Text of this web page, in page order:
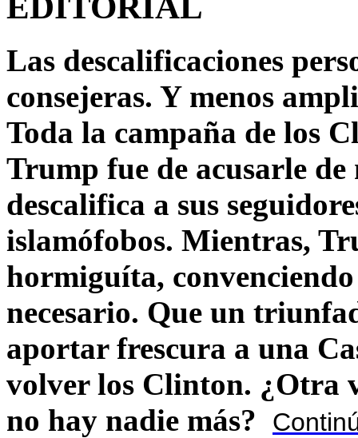
Las descalificaciones
consejeras. Y menos
Toda la campaña de los
Trump fue de acusarle
descalifica a sus
islamófobos. Mientras,
hormiguíta,
necesario. Que un
aportar frescura a una
volver los Clinton. ¿Otra
no hay nadie más?